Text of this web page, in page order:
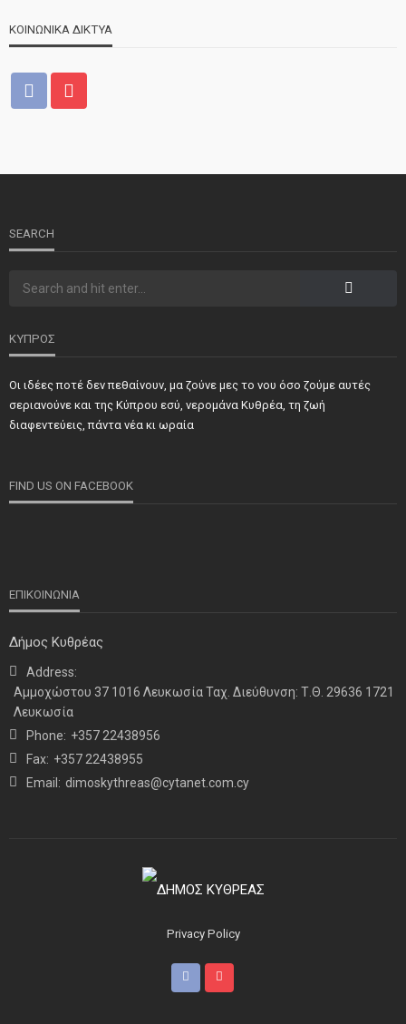
2o Παγκύπριο αντάμωμα μνήμης στην Κοφίνου
ΣΗΜΑΝΤΙΚΑ ΤΕΛΕΥΤΑΙΑ ΝΕΑ
Τιμήθηκαν και φέτος προσωπικότητες και φορείς των
ΝΕΑ ΤΕΛΕΥΤΑΙΑ ΝΕΑ
Η παρουσία μας στο 41ο Συνέδριο της ΠΣΕΚΑ στην
Ουάσινγκτον
ΚΟΙΝΩΝΙΚΑ ΔΙΚΤΥΑ
SEARCH
ΚΥΠΡΟΣ
Οι ιδέες ποτέ δεν πεθαίνουν, μα ζούνε μες το νου όσο ζούμε αυτές
σεριανούνε και της Κύπρου εσύ, νερομάνα Κυθρέα, τη ζωή
διαφεντεύεις, πάντα νέα κι ωραία
FIND US ON FACEBOOK
ΕΠΙΚΟΙΝΩΝΙΑ
Δήμος Κυθρέας
Address:
Αμμοχώστου 37 1016 Λευκωσία Ταχ. Διεύθυνση: Τ.Θ. 29636 1721
Λευκωσία
Phone: +357 22438956
Fax: +357 22438955
Email: dimoskythreas@cytanet.com.cy
Privacy Policy